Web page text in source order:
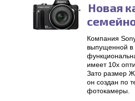
Новая
Компания
выпущенной в
имеет 10х
Зато размер
он создан по
фотокамеры.